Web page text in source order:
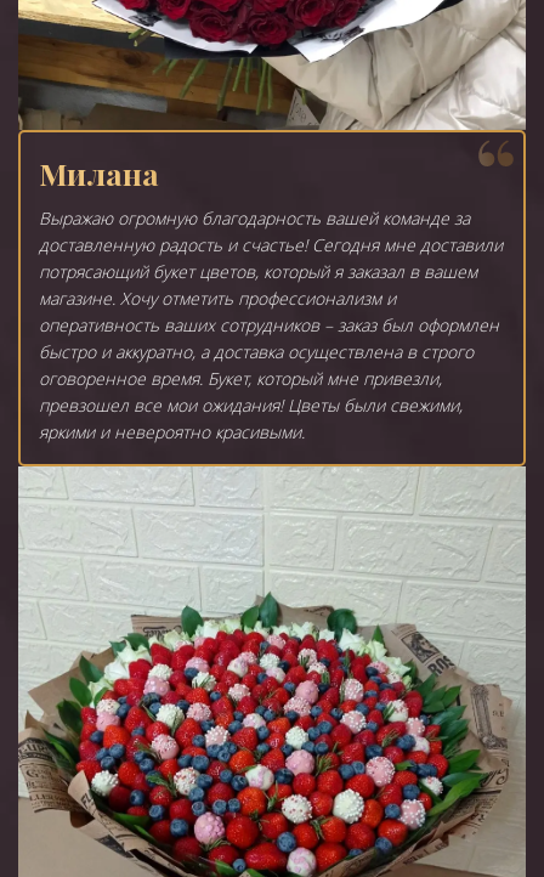
Милана
Выражаю огромную благодарность вашей команде за
доставленную радость и счастье! Сегодня мне доставили
потрясающий букет цветов, который я заказал в вашем
магазине. Хочу отметить профессионализм и
оперативность ваших сотрудников – заказ был оформлен
быстро и аккуратно, а доставка осуществлена в строго
оговоренное время. Букет, который мне привезли,
превзошел все мои ожидания! Цветы были свежими,
яркими и невероятно красивыми.